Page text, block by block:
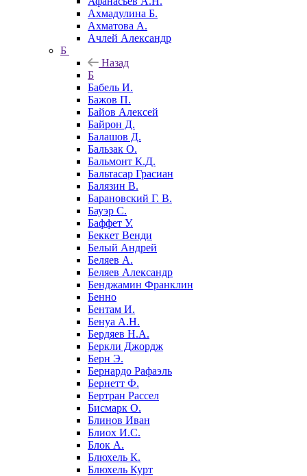
Ахмадулина Б.
Ахматова А.
Ачлей Александр
Б
Назад
Б
Бабель И.
Бажов П.
Байов Алексей
Байрон Д.
Балашов Д.
Бальзак О.
Бальмонт К.Д.
Бальтасар Грасиан
Балязин В.
Барановский Г. В.
Бауэр С.
Баффет У.
Беккет Венди
Белый Андрей
Беляев А.
Беляев Александр
Бенджамин Франклин
Бенно
Бентам И.
Бенуа А.Н.
Бердяев Н.А.
Беркли Джордж
Берн Э.
Бернардо Рафаэль
Бернетт Ф.
Бертран Рассел
Бисмарк О.
Блинов Иван
Блиох И.С.
Блок А.
Блюхель К.
Блюхель Курт